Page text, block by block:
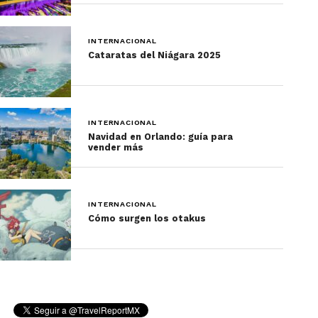
vuelta por el
especialmente diseñado para esta emocionante
actividad.
Precauciones generales
Bogotá en bicicleta
común, entonces es fundamental que
INTERNACIONAL
Cataratas del Niágara 2025
INTERNACIONAL
Navidad en Orlando: guía para
vender más
INTERNACIONAL
Cómo surgen los otakus